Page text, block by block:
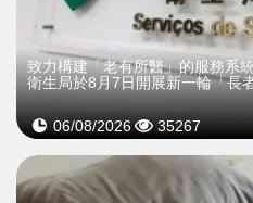
致力構建「老有所醫」的服務系
衛生局於8月7日開展新一輪「長
06/08/2026 35267